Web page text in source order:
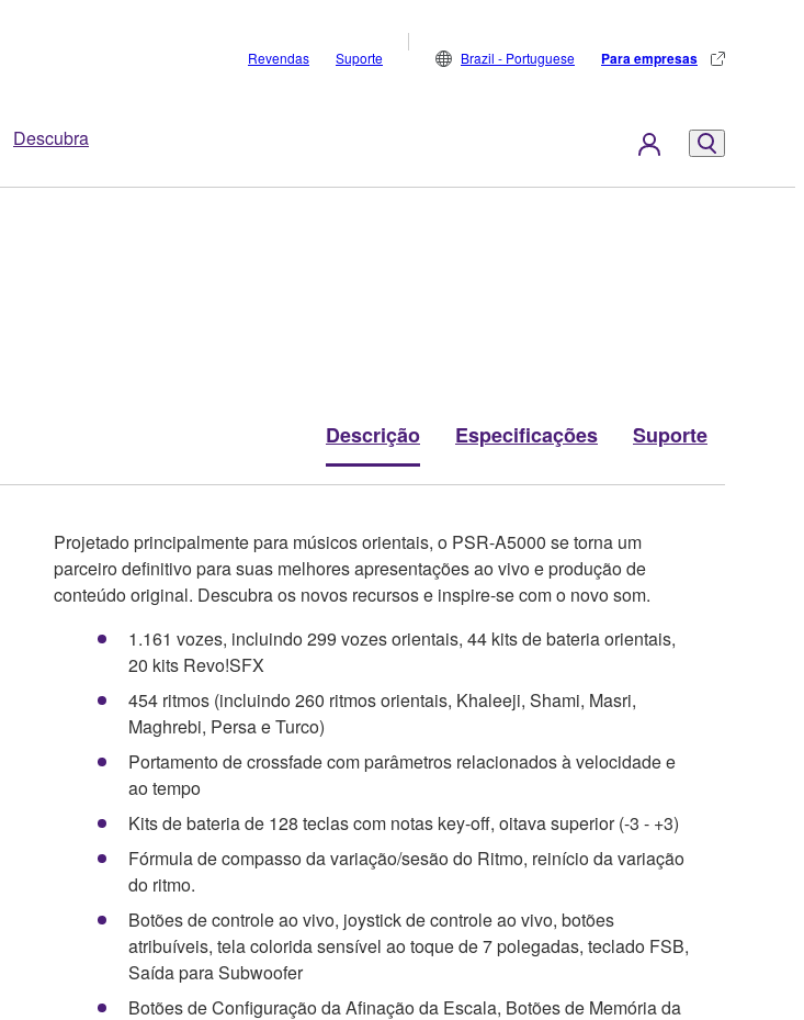
Descubra
Revendas Suporte Brazil - Portuguese Para empresas
Descrição Especificações Suporte
Projetado principalmente para músicos orientais, o PSR-A5000 se torna um
parceiro definitivo para suas melhores apresentações ao vivo e produção de
conteúdo original. Descubra os novos recursos e inspire-se com o novo som.
1.161 vozes, incluindo 299 vozes orientais, 44 kits de bateria orientais,
20 kits Revo!SFX
454 ritmos (incluindo 260 ritmos orientais, Khaleeji, Shami, Masri,
Maghrebi, Persa e Turco)
Portamento de crossfade com parâmetros relacionados à velocidade e
ao tempo
Kits de bateria de 128 teclas com notas key-off, oitava superior (-3 - +3)
Fórmula de compasso da variação/sesão do Ritmo, reinício da variação
do ritmo.
Botões de controle ao vivo, joystick de controle ao vivo, botões
atribuíveis, tela colorida sensível ao toque de 7 polegadas, teclado FSB,
Saída para Subwoofer
Botões de Configuração da Afinação da Escala, Botões de Memória da